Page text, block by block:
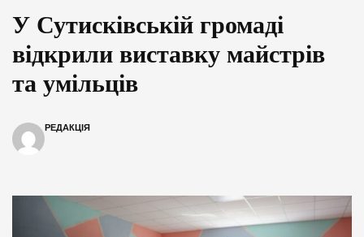
У Сутисківській громаді
відкрили виставку майстрів
та умільців
РЕДАКЦІЯ